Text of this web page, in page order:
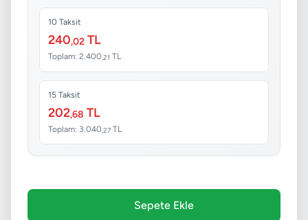
10 Taksit
240,02 TL
Toplam: 2.400 ,21 TL
15 Taksit
202,68 TL
Toplam: 3.040 ,27 TL
Sepete Ekle